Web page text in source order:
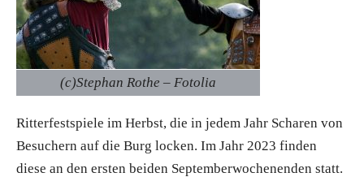
(c)Stephan Rothe – Fotolia
Ritterfestspiele im Herbst, die in jedem Jahr Scharen von
Besuchern auf die Burg locken. Im Jahr 2023 finden
diese an den ersten beiden Septemberwochenenden statt.